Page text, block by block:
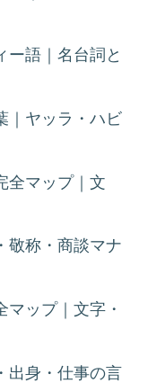
ー語｜名台詞と
｜ヤッラ・ハビ
全マップ｜文
敬称・商談マナ
ップ｜文字・
出身・仕事の言